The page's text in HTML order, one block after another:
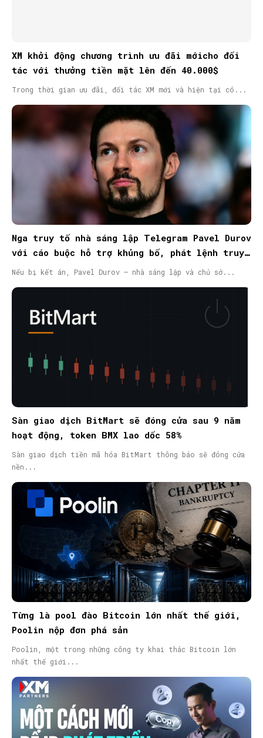
XM khởi động chương trình ưu đãi mớicho đối
tác với thưởng tiền mặt lên đến 40.000$
Trong thời gian ưu đãi, đối tác XM mới và hiện tại có...
Nga truy tố nhà sáng lập Telegram Pavel Durov
với cáo buộc hỗ trợ khủng bố, phát lệnh truy
nã quốc tế
Nếu bị kết án, Pavel Durov – nhà sáng lập và chủ sở...
Sàn giao dịch BitMart sẽ đóng cửa sau 9 năm
hoạt động, token BMX lao dốc 58%
Sàn giao dịch tiền mã hóa BitMart thông báo sẽ đóng cửa
nền...
Từng là pool đào Bitcoin lớn nhất thế giới,
Poolin nộp đơn phá sản
Poolin, một trong những công ty khai thác Bitcoin lớn
nhất thế giới...